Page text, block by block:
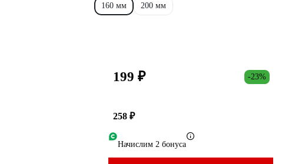
160 мм 200 мм
199 ₽ -23%
258 ₽
Начислим 2 бонуса